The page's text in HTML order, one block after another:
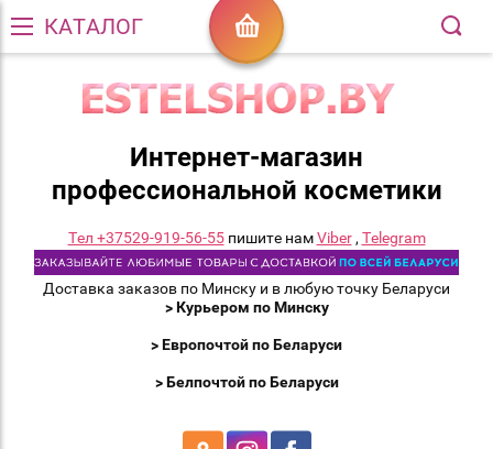
КАТАЛОГ
Интернет-магазин
профессиональной косметики
Тел +37529-919-56-55пишите намViber, Telegram
Доставка заказов по Минску и в любую точку Беларуси
> Курьером по Минску
> Европочтой по Беларуси
> Белпочтой по Беларуси